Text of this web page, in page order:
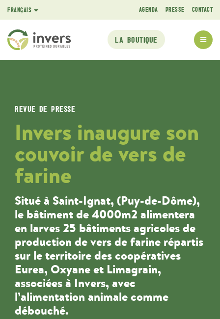
FRANÇAIS
ENGLISH AGENDA PRESSE CONTACT
LA BOUTIQUE
REVUE DE PRESSE
Invers inaugure son
couvoir de vers de
farine
Situé à Saint-Ignat, (Puy-de-Dôme),
le bâtiment de 4000m2 alimentera
en larves 25 bâtiments agricoles de
production de vers de farine répartis
sur le territoire des coopératives
Eurea, Oxyane et Limagrain,
associées à Invers, avec
l’alimentation animale comme
débouché.